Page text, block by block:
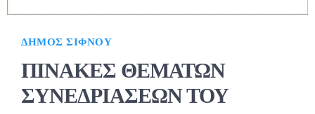
ΔΉΜΟΣ ΣΊΦΝΟΥ
ΠΙΝΑΚΕΣ ΘΕΜΑΤΩΝ
ΣΥΝΕΔΡΙΑΣΕΩΝ ΤΟΥ